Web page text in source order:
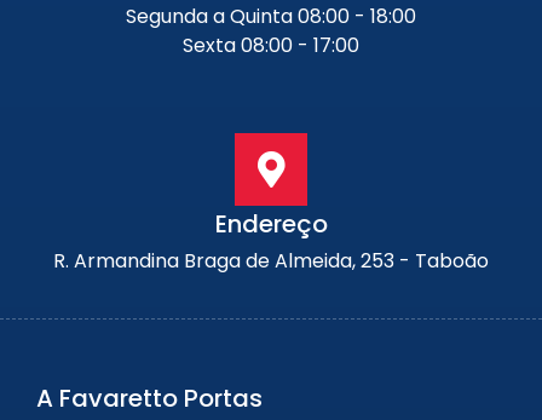
Segunda a Quinta 08:00 - 18:00
Sexta 08:00 - 17:00
Endereço
R. Armandina Braga de Almeida, 253 - Taboão
A Favaretto Portas